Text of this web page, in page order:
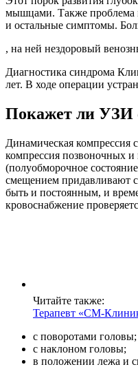
мышцами. Также проблема
и остальные симптомы.
, на ней нездоровый
Диагностика синдрома
лет. В ходе операции
Покажет ли УЗИ
Динамическая компрессия
компрессия позвоночных
(полуобморочное
смещением придавливают
быть и постоянным, и
кровоснабжение
Читайте также:
Терапевт «СМ-
с поворотами головы;
с наклоном головы;
в положении лежа и